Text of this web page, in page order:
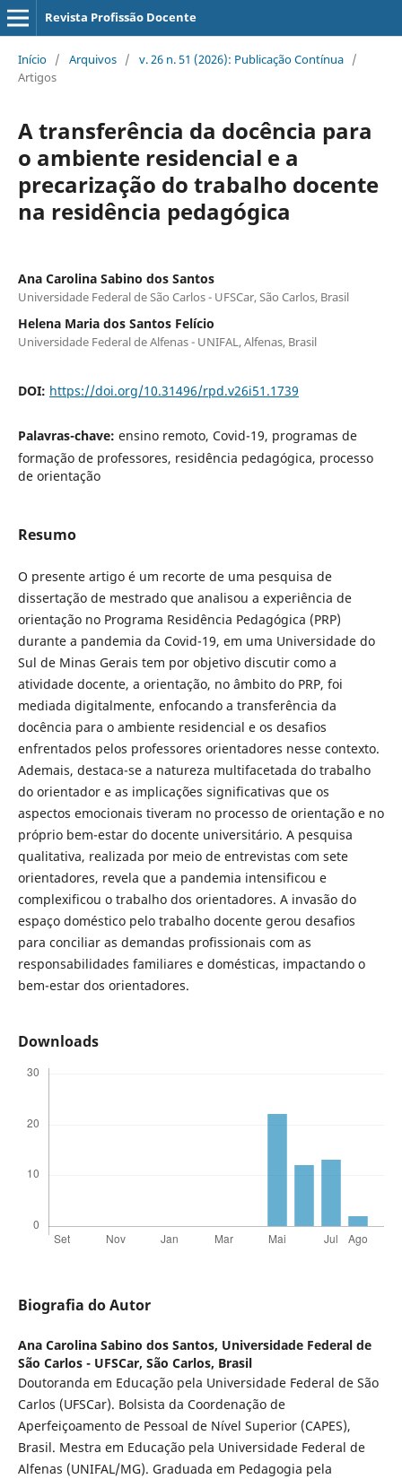
Revista Profissão Docente
Início / Arquivos / v. 26 n. 51 (2026): Publicação Contínua /
Artigos
A transferência da docência para
o ambiente residencial e a
precarização do trabalho docente
na residência pedagógica
Ana Carolina Sabino dos Santos
Universidade Federal de São Carlos - UFSCar, São Carlos, Brasil
Helena Maria dos Santos Felício
Universidade Federal de Alfenas - UNIFAL, Alfenas, Brasil
DOI: https://doi.org/10.31496/rpd.v26i51.1739
Palavras-chave: ensino remoto, Covid-19, programas de
formação de professores, residência pedagógica, processo
de orientação
Resumo
O presente artigo é um recorte de uma pesquisa de
dissertação de mestrado que analisou a experiência de
orientação no Programa Residência Pedagógica (PRP)
durante a pandemia da Covid-19, em uma Universidade do
Sul de Minas Gerais tem por objetivo discutir como a
atividade docente, a orientação, no âmbito do PRP, foi
mediada digitalmente, enfocando a transferência da
docência para o ambiente residencial e os desafios
enfrentados pelos professores orientadores nesse contexto.
Ademais, destaca-se a natureza multifacetada do trabalho
do orientador e as implicações significativas que os
aspectos emocionais tiveram no processo de orientação e no
próprio bem-estar do docente universitário. A pesquisa
qualitativa, realizada por meio de entrevistas com sete
orientadores, revela que a pandemia intensificou e
complexificou o trabalho dos orientadores. A invasão do
espaço doméstico pelo trabalho docente gerou desafios
para conciliar as demandas profissionais com as
responsabilidades familiares e domésticas, impactando o
bem-estar dos orientadores.
Downloads
Biografia do Autor
Ana Carolina Sabino dos Santos, Universidade Federal de
São Carlos - UFSCar, São Carlos, Brasil
Doutoranda em Educação pela Universidade Federal de São
Carlos (UFSCar). Bolsista da Coordenação de
Aperfeiçoamento de Pessoal de Nível Superior (CAPES),
Brasil. Mestra em Educação pela Universidade Federal de
Alfenas (UNIFAL/MG). Graduada em Pedagogia pela